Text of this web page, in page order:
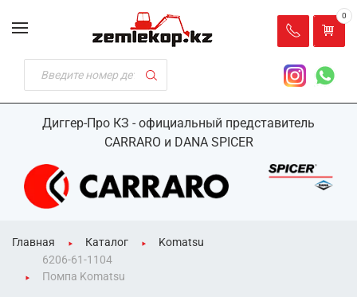
Диггер-Про КЗ - официальный представитель
CARRARO и DANA SPICER
0
Главная Каталог
Komatsu
6206-61-1104
Помпа Komatsu